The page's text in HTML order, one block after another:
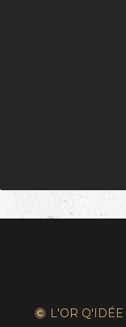
L'OR Q'IDÉE